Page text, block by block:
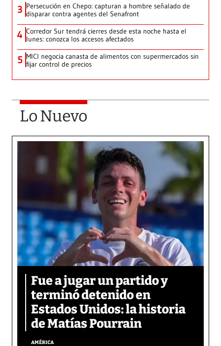
3 Persecución en Chepo: capturan a hombre señalado de
disparar contra agentes del Senafront
4 Corredor Sur tendrá cierres desde esta noche hasta el
lunes: conozca los accesos afectados
5 MICI negocia canasta de alimentos con supermercados sin
fijar control de precios
Lo Nuevo
Fue a jugar un partido y
terminó detenido en
Estados Unidos: la historia
de Matías Pourrain
AMÉRICA